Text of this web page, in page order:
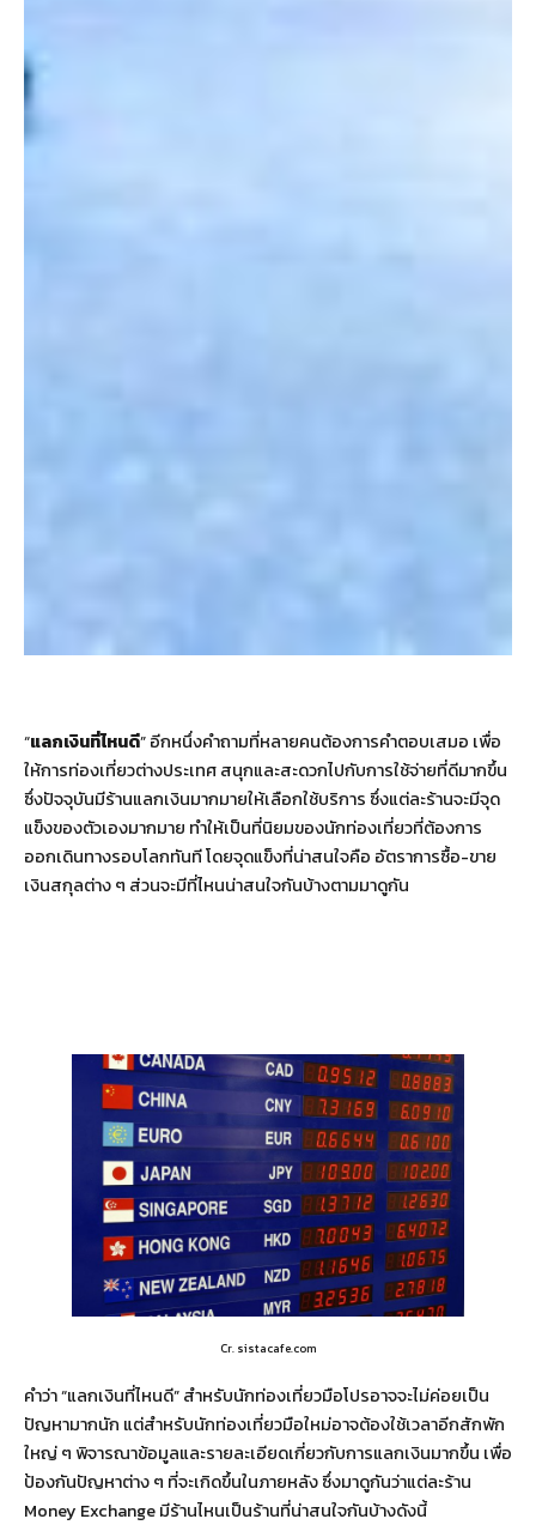
“แลกเงินที่ไหนดี” อีกหนึ่งคำถามที่หลายคนต้องการคำตอบเสมอ เพื่อ
ให้การท่องเที่ยวต่างประเทศ สนุกและสะดวกไปกับการใช้จ่ายที่ดีมากขึ้น
ซึ่งปัจจุบันมีร้านแลกเงินมากมายให้เลือกใช้บริการ ซึ่งแต่ละร้านจะมีจุด
แข็งของตัวเองมากมาย ทำให้เป็นที่นิยมของนักท่องเที่ยวที่ต้องการ
ออกเดินทางรอบโลกทันที โดยจุดแข็งที่น่าสนใจคือ อัตราการซื้อ-ขาย
เงินสกุลต่าง ๆ ส่วนจะมีที่ไหนน่าสนใจกันบ้างตามมาดูกัน
Cr. sistacafe.com
คำว่า “แลกเงินที่ไหนดี” สำหรับนักท่องเที่ยวมือโปรอาจจะไม่ค่อยเป็น
ปัญหามากนัก แต่สำหรับนักท่องเที่ยวมือใหม่อาจต้องใช้เวลาอีกสักพัก
ใหญ่ ๆ พิจารณาข้อมูลและรายละเอียดเกี่ยวกับการแลกเงินมากขึ้น เพื่อ
ป้องกันปัญหาต่าง ๆ ที่จะเกิดขึ้นในภายหลัง ซึ่งมาดูกันว่าแต่ละร้าน
Money Exchange มีร้านไหนเป็นร้านที่น่าสนใจกันบ้างดังนี้